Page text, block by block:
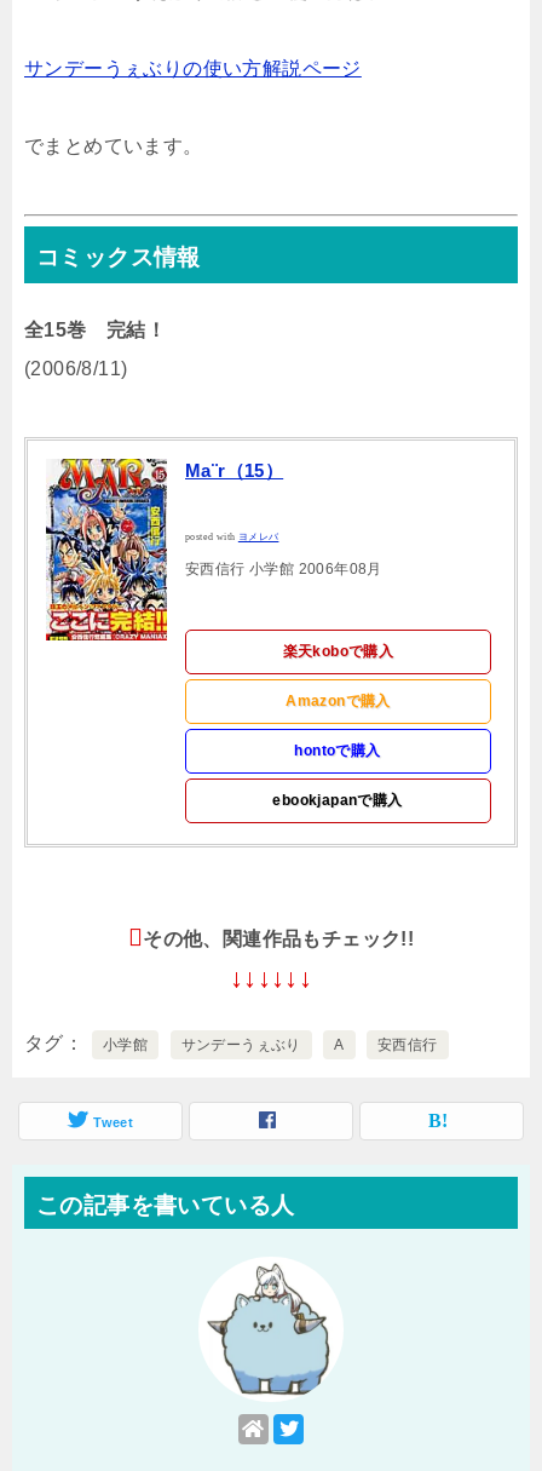
サンデーうぇぶりの使い方解説ページ
でまとめています。
コミックス情報
全15巻 完結！
(2006/8/11)
Ma¨r（15）
posted with ヨメレバ
安西信行 小学館 2006年08月
楽天koboで購入
Amazonで購入
hontoで購入
ebookjapanで購入
その他、関連作品もチェック!!
↓↓↓↓↓↓
タグ 小学館 サンデーうぇぶり A 安西信行
Tweet
この記事を書いている人